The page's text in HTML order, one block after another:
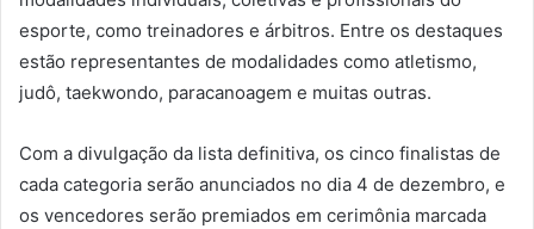
esporte, como treinadores e árbitros. Entre os destaques
estão representantes de modalidades como atletismo,
judô, taekwondo, paracanoagem e muitas outras.
Com a divulgação da lista definitiva, os cinco finalistas de
cada categoria serão anunciados no dia 4 de dezembro, e
os vencedores serão premiados em cerimônia marcada